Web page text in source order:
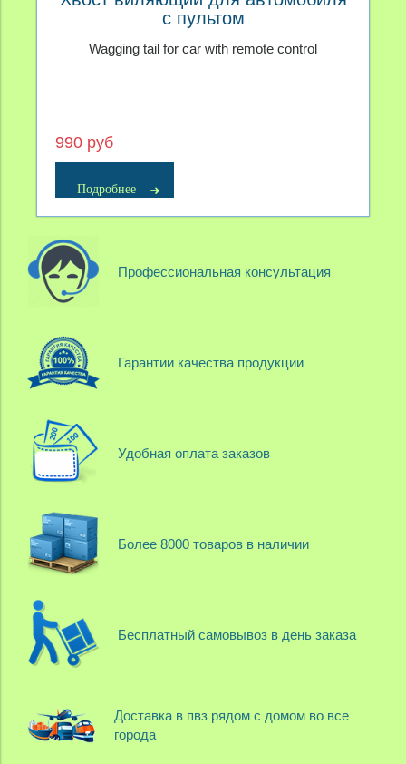
с пультом
Wagging tail for car with remote control
990 руб
Подробнее
Профессиональная консультация
Гарантии качества продукции
Удобная оплата заказов
Более 8000 товаров в наличии
Бесплатный самовывоз в день заказа
Доставка в пвз рядом с домом во все
города